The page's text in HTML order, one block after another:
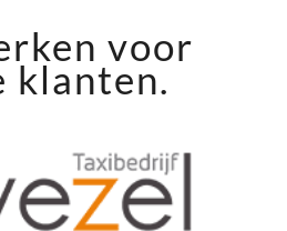
voor
klanten.